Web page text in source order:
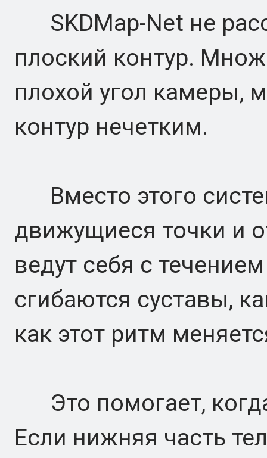
SKDMap-Net не
плоский контур.
плохой угол камеры,
контур нечетким.
Вместо этого
движущиеся точки и
ведут себя с
сгибаются суставы,
как этот ритм
Это помогает,
Если нижняя часть